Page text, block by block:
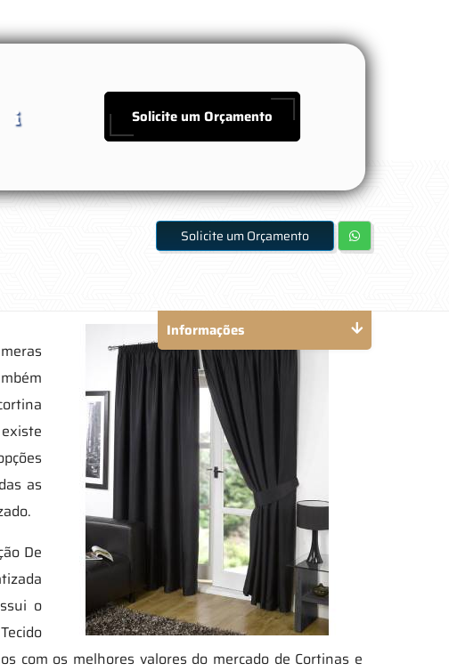
Solicite um Orçamento
Solicite um Orçamento
as
De
o
com os melhores valores do mercado de Cortinas e
Informações